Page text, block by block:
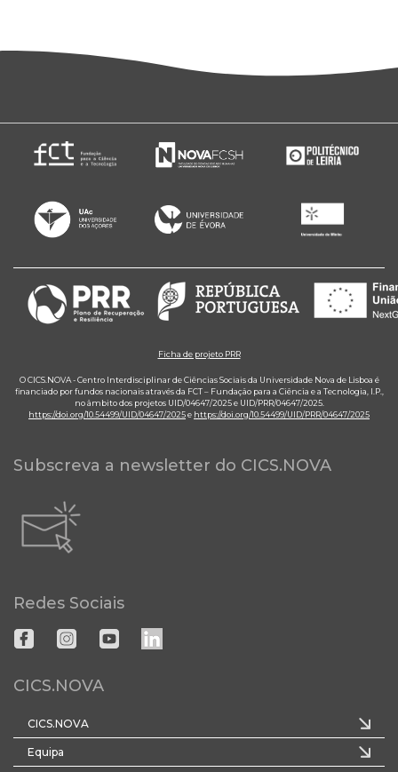
Ficha de projeto PRR
O CICS.NOVA - Centro Interdisciplinar de Ciências Sociais da Universidade Nova de Lisboa é
financiado por fundos nacionais através da FCT – Fundação para a Ciência e a Tecnologia, I.P.,
no âmbito dos projetos UID/04647/2025 e UID/PRR/04647/2025.
https://doi.org/10.54499/UID/04647/2025e https://doi.org/10.54499/UID/PRR/04647/2025
Subscreva a newsletter do CICS.NOVA
Redes Sociais
CICS.NOVA
CICS.NOVA
Equipa